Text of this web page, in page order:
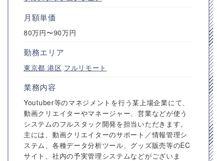
月額単価
80万円〜90万円
勤務エリア
東京都 港区 フルリモート
業務内容
Youtuber等のマネジメントを行う某上場企業にて、
動画クリエイターやマネージャー、営業などが使う
システムのフルスタック開発を担当いただきます。
主には、動画クリエイターのサポート／情報管理シ
ステム、各種データ分析ツール、グッズ販売等のEC
サイト、社内の予実管理システムなどがございま